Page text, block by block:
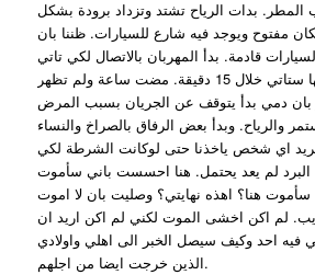
المطر. بدات الرياح تشتد وتزداد برودة بشكل
مفتوح ويوجد فيه شارع للسيارات. ظننا بان
قادمة. بدأ المهربان بالاتصال لكي تاتي
السيارات الينا وقالوا انها ستاتي خلال 15 دقيقة. مضت ساعة ولم تظهر
بان دمي بدأ يتوقف عن الجريان بسبب المرض
والرياح. وبدأ بعض الرفاق بالصراخ والنساء
اي شخص ياخذنا حتى لوكانت الشرطة لكي
لم يعد يحتمل. هنا احسست باني سأموت
هنا؟ اهذه نهايتي؟ وصليت بان لا اموت
لم اكن اخشى الموت لكني لم اكن اريد ان
فيه احد وكيف سيصل الخبر الى اهلي واولادي
الذين خرجت ايضا من اجلهم.